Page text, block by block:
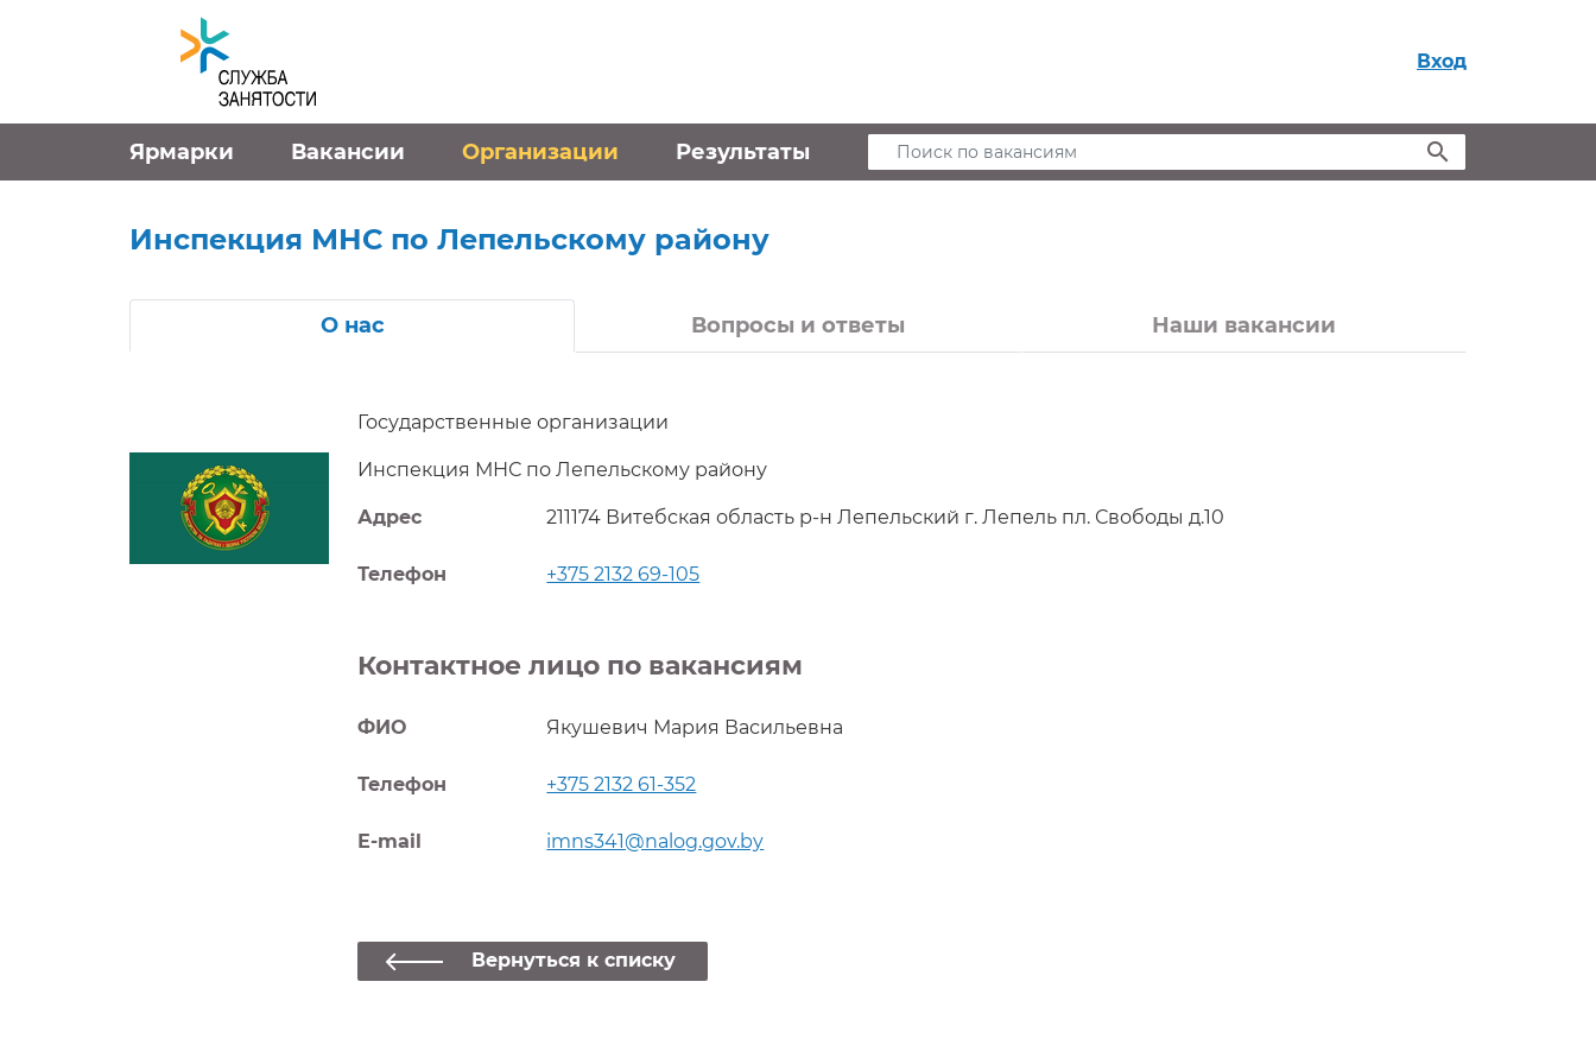
Вход
Ярмарки Вакансии Организации Результаты Поиск по вакансиям
Инспекция МНС по Лепельскому району
О нас Вопросы и ответы Наши вакансии
Государственные организации
Инспекция МНС по Лепельскому району
Адрес 211174 Витебская область р-н Лепельский г. Лепель пл. Свободы д.10
Телефон +375 2132 69-105
Контактное лицо по вакансиям
ФИО Якушевич Мария Васильевна
Телефон +375 2132 61-352
Е-mail imns341@nalog.gov.by
Вернуться к списку